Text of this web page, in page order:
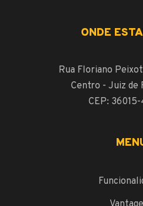
ONDE
Rua Floriano
Centro - Juiz de
CEP: